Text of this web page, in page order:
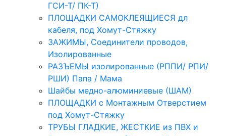
ГСИ-Т/ ПК-Т)
ПЛОЩАДКИ САМОКЛЕЯЩИЕСЯ дл
кабеля, под Хомут-Стяжку
ЗАЖИМЫ, Соединители проводов,
Изолированные
РАЗЪЕМЫ изолированные (РППИ/ РПИ/
РШИ) Папа / Мама
Шайбы медно-алюминиевые (ШАМ)
ПЛОЩАДКИ с Монтажным Отверстием
под Хомут-Стяжку
ТРУБЫ ГЛАДКИЕ, ЖЕСТКИЕ из ПВХ и